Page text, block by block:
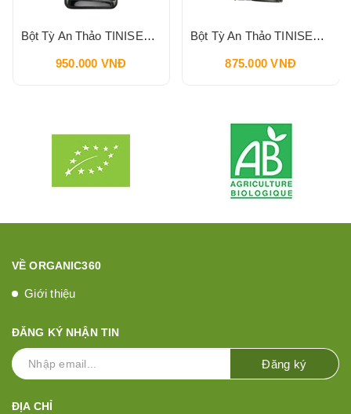
Bột Tỳ An Thảo TINISEED Hộp 900g
950.000 VNĐ
Bột Tỳ An Thảo TINISEED Gói Refill 900g
875.000 VNĐ
VỀ ORGANIC360
Giới thiệu
ĐĂNG KÝ NHẬN TIN
Đăng ký
ĐỊA CHỈ